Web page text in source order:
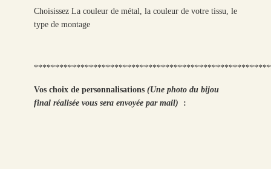
Choisissez La couleur de métal, la couleur de votre tissu, le
type de montage
Vos choix de personnalisations (Une photo du bijou
final réalisée vous sera envoyée par mail) :